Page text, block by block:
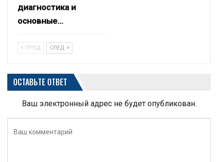
диагностика и
основные…
ПРЕД СЛЕД
ОСТАВЬТЕ ОТВЕТ
Ваш электронный адрес не будет опубликован.